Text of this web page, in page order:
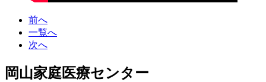
前へ
一覧へ
次へ
岡山家庭医療センター